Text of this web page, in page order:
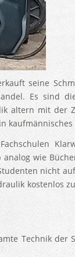
seine
Es sind
altern mit der
wie
nicht
kostenlos
Technik der